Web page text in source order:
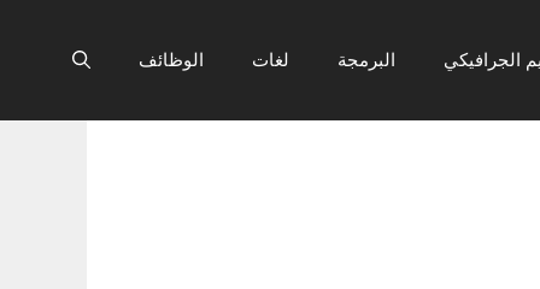
الجرافيكي البرمجة لغات الوظائف